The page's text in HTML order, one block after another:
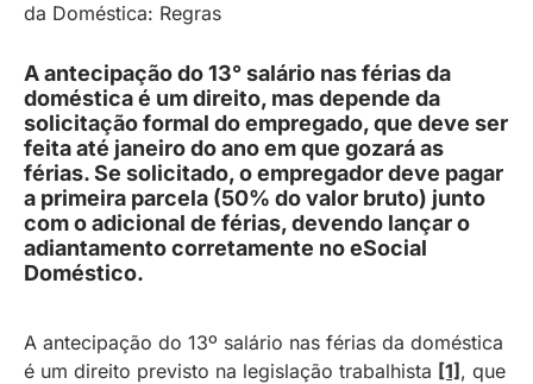
da Doméstica: Regras
A antecipação do 13° salário nas férias da
doméstica é um direito, mas depende da
solicitação formal do empregado, que deve ser
feita até janeiro do ano em que gozará as
férias. Se solicitado, o empregador deve pagar
a primeira parcela (50% do valor bruto) junto
com o adicional de férias, devendo lançar o
adiantamento corretamente no eSocial
Doméstico.
A antecipação do 13º salário nas férias da doméstica
é um direito previsto na legislação trabalhista [1] , que